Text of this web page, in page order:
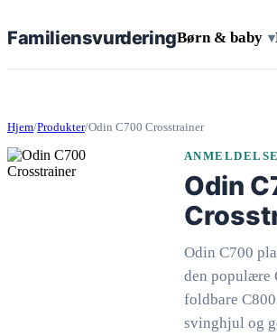
FamiliensvurderingBørn & baby ▾
Hjem/Produkter/Odin C700 Crosstrainer
ANMELDELSE
Odin
Odin C700
den populære
foldbare
svinghjul og